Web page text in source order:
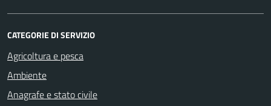
CATEGORIE DI SERVIZIO
Agricoltura e pesca
Ambiente
Anagrafe e stato civile